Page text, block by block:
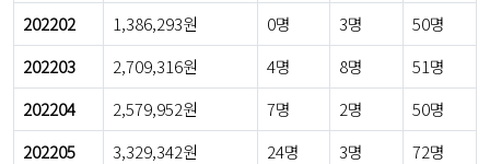
202202
1,386,293원 0명 3명
50명
202203
2,709,316원 4명 8명
51명
202204
2,579,952원 7명 2명
50명
202205
3,329,342원 24명 3명
72명